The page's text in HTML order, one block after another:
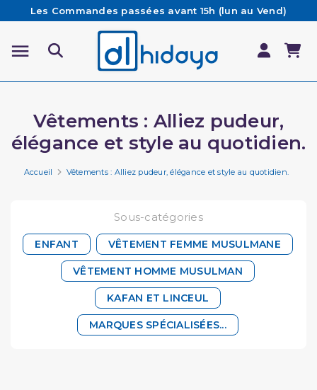
Les Commandes passées avant 15h (lun au Vend)
sont préparées et expédiées le jour même
Besoin d'aide ? Retrouvez notre FAQ
Livraison offerte à partir de 65€ d'achat*
Vêtements : Alliez pudeur,
élégance et style au quotidien.
Accueil Vêtements : Alliez pudeur, élégance et style au quotidien.
Sous-catégories
ENFANT VÊTEMENT FEMME MUSULMANE
VÊTEMENT HOMME MUSULMAN
KAFAN ET LINCEUL
MARQUES SPÉCIALISÉES...